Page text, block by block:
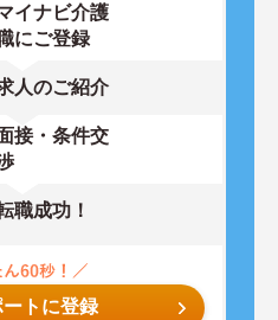
イナビ介護
にご登録
人のご紹介
接・条件交
職成功！
トに登録